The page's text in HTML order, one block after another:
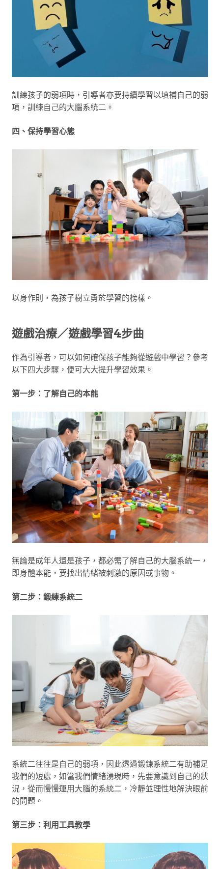
訓練孩子的弱項時，引導者亦要持續學習以填補自己的弱
項，訓練自己的大腦系統二。
四、保持學習心態
以身作則，為孩子樹立勇於學習的榜樣。
遊戲治療／遊戲學習4步曲
作為引導者，可以如何確保孩子能夠從遊戲中學習？參考
以下四大步驟，便可大大提升學習效果。
第一步：了解自己的本能
無論是成年人還是孩子，都必需了解自己的大腦系統一，
即身體本能，要找出情緒被刺激的原因或事物。
第二步：鍛練系統二
系統二往往是自己的弱項，因此透過鍛鍊系統二有助補足
我們的短處，如當我們情緒湧現時，先要意識到自己的狀
況，從而慢慢運用大腦的系統二，冷靜並理性地解決眼前
的問題。
第三步：利用工具教學